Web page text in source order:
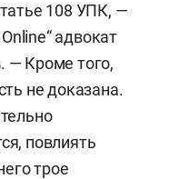
108 УПК, —
адвокат
. — Кроме того,
не доказана.
повлиять
трое